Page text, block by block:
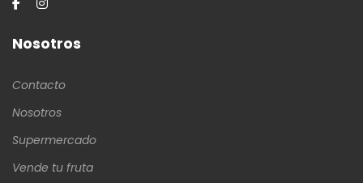
Nosotros
Contacto
Nosotros
Supermercado
Vende tu fruta